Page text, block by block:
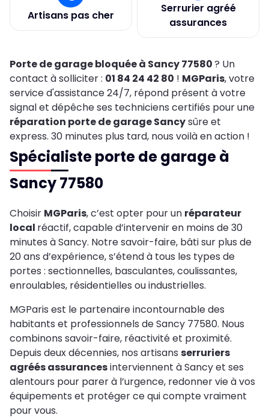
Artisans pas cher
Serrurier agréé
assurances
Porte de garage bloquée à Sancy 77580? Un
contact à solliciter : 01 84 24 42 80 ! MGParis, votre
service d'assistance 24/7, répond présent à votre
signal et dépêche ses techniciens certifiés pour une
réparation porte de garage Sancysûre et
express. 30 minutes plus tard, nous voilà en action !
Spécialiste porte de garage à
Sancy 77580
Choisir MGParis, c’est opter pour un réparateur
local réactif, capable d’intervenir en moins de 30
minutes à Sancy. Notre savoir-faire, bâti sur plus de
20 ans d’expérience, s’étend à tous les types de
portes : sectionnelles, basculantes, coulissantes,
enroulables, résidentielles ou industrielles.
MGParis est le partenaire incontournable des
habitants et professionnels de Sancy 77580. Nous
combinons savoir-faire, réactivité et proximité.
Depuis deux décennies, nos artisans serruriers
agréés assurancesinterviennent à Sancy et ses
alentours pour parer à l’urgence, redonner vie à vos
équipements et protéger ce qui compte vraiment
pour vous.